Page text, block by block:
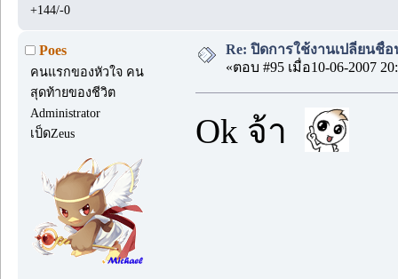
+144/-0
Poes
คนแรกของหัวใจ คน
สุดท้ายของชีวิต
Administrator
เป็ดZeus
Re: ปิดการใช้งานเปลี่ยนชื่
«ตอบ #95 เมื่อ10-06-2007
Ok จ้า